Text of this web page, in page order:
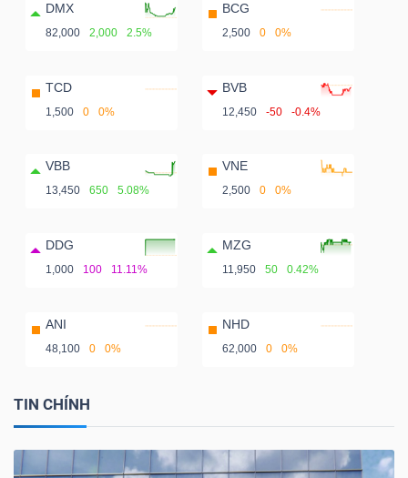
DMX
82,000 2,000 2.5%
BCG
2,500 0 0%
TCD
1,500 0 0%
BVB
12,450 -50 -0.4%
VBB
13,450 650 5.08%
VNE
2,500 0 0%
DDG
1,000 100 11.11%
MZG
11,950 50 0.42%
ANI
48,100 0 0%
NHD
62,000 0 0%
TIN CHÍNH